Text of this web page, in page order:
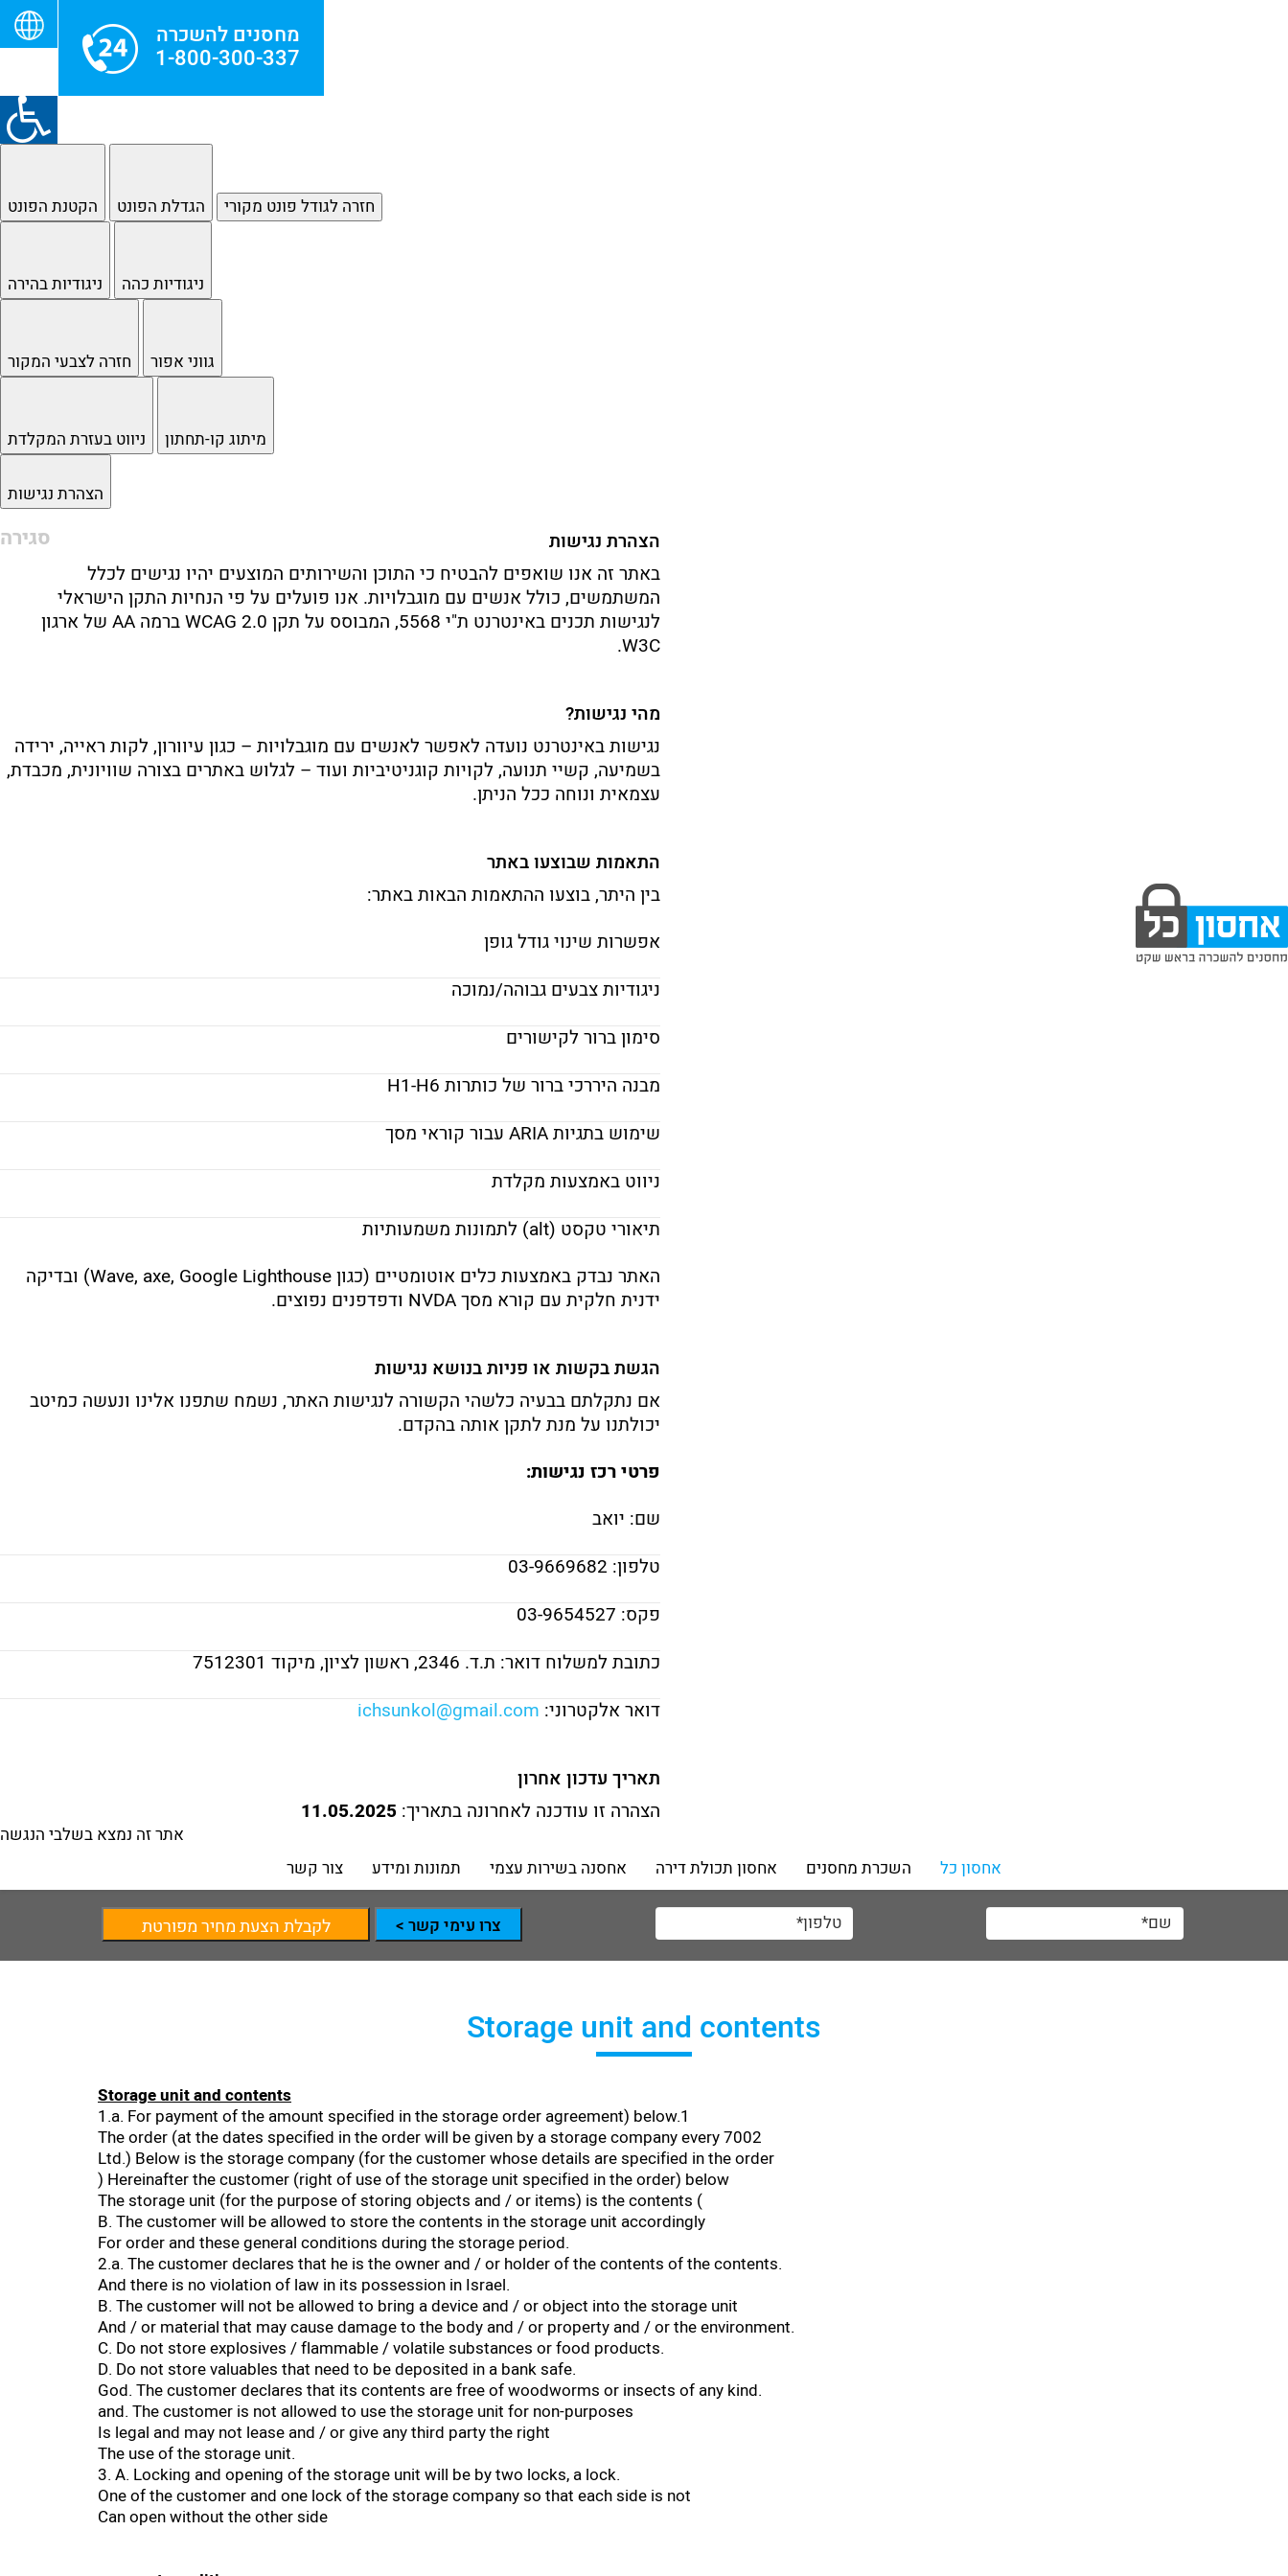
מחסנים להשכרה
1-800-300-337
הקטנת הפונט הגדלת הפונט חזרה לגודל פונט מקורי
ניגודיות בהירה ניגודיות כהה
חזרה לצבעי המקור גווני אפור
ניווט בעזרת המקלדת מיתוג קו-תחתון
הצהרת נגישות
סגירה הצהרת נגישות
באתר זה אנו שואפים להבטיח כי התוכן והשירותים המוצעים יהיו נגישים לכלל
המשתמשים, כולל אנשים עם מוגבלויות. אנו פועלים על פי הנחיות התקן הישראלי
לנגישות תכניםבאינטרנט ת"י 5568, המבוסס על תקן WCAG 2.0 ברמהAA של ארגון
W3C.
מהי נגישות?
נגישותבאינטרנט נועדה לאפשר לאנשים עם מוגבלויות – כגון עיוורון, לקות ראייה, ירידה
בשמיעה, קשיי תנועה, לקויות קוגניטיביות ועוד – לגלושבאתריםבצורה שוויונית, מכבדת,
עצמאית ונוחה ככל הניתן.
התאמות שבוצעובאתר
בין היתר,בוצעו ההתאמות הבאותבאתר:
אפשרות שינויגודלגופן
ניגודיותצבעיםגבוהה/נמוכה
סימוןברור לקישורים
מבנה היררכיברור של כותרות H1-H6
שימושבתגיותARIA עבור קוראי מסך
ניווטבאמצעות מקלדת
תיאורי טקסט (alt) לתמונות משמעותיות
האתר נבדקבאמצעות כלים אוטומטיים (כגון Wave, axe, Google Lighthouse)
ובדיקה
ידנית חלקית עם קורא מסךNVDA ודפדפנים נפוצים.
הגשתבקשות או פניותבנושא נגישות
אם נתקלתםבבעיה כלשהי הקשורה לנגישות האתר, נשמח שתפנו אלינו ונעשה כמיטב
יכולתנו על מנת לתקן אותהבהקדם.
פרטירכז נגישות:
שם: יואב
טלפון: ‎
03-9669682
פקס: ‎
03-9654527
כתובת למשלוחדואר: ת.ד. 2346, ראשון לציון, מיקוד 7512301
דואר אלקטרוני: ichsunkol@gmail.com
תאריך עדכון אחרון
הצהרה זו עודכנה לאחרונהבתאריך:11.05.2025
אתר זה נמצא בשלבי הנגשה
אחסון כל
השכרת מחסנים אחסון תכולת דירה אחסנה בשירות עצמי תמונות ומידע צור קשר
צרו עימי קשר > לקבלת הצעת מחיר מפורטת
Storage unit and contents
Storage unit and contents
1.a. For payment of the amount specified in the storage order agreement) below.1
The order (at the dates specified in the order will be given by a storage company every 7002
Ltd.) Below is the storage company (for the customer whose details are specified in the order
) Hereinafter the customer (right of use of the storage unit specified in the order) below
The storage unit (for the purpose of storing objects and / or items) is the contents (
B. The customer will be allowed to store the contents in the storage unit accordingly
For order and these general conditions during the storage period.
2.a. The customer declares that he is the owner and / or holder of the contents of the contents.
And there is no violation of law in its possession in Israel.
B. The customer will not be allowed to bring a device and / or object into the storage unit
And / or material that may cause damage to the body and / or property and / or the environment.
C. Do not store explosives / flammable / volatile substances or food products.
D. Do not store valuables that need to be deposited in a bank safe.
God. The customer declares that its contents are free of woodworms or insects of any kind.
and. The customer is not allowed to use the storage unit for non-purposes
Is legal and may not lease and / or give any third party the right
The use of the storage unit.
3. A. Locking and opening of the storage unit will be by two locks, a lock.
One of the customer and one lock of the storage company so that each side is not
Can open without the other side